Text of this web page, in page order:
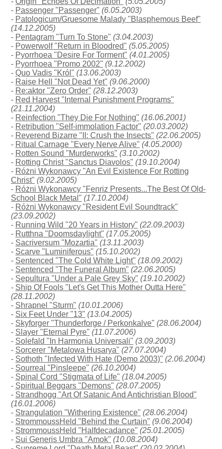
- Passenger "Passenger" (6.05.2003)
- Patologicum/Gruesome Malady "Blasphemous Beef"
(14.12.2005)
- Pentagram "Turn To Stone" (3.04.2003)
- Powerwolf "Return in Bloodred" (5.05.2005)
- Pyorrhoea "Desire For Torment" (4.01.2005)
- Pyorrhoea "Promo 2002" (9.12.2002)
-Quo Vadis "Król" (13.06.2003)
- Raise Hell "Not Dead Yet" (9.06.2000)
- Re:aktor "Zero Order" (28.12.2003)
- Red Harvest "Internal Punishment Programs"
(21.11.2004)
- Reinfection "They Die For Nothing" (16.06.2001)
- Retribution "Self-immolation Factor" (20.03.2002)
- Reverend Bizarre "II: Crush the Insects" (22.06.2005)
- Ritual Carnage "Every Nerve Alive" (4.05.2000)
- Rotten Sound "Murderworks" (3.10.2002)
- Rotting Christ "Sanctus Diavolos" (19.10.2004)
- Różni Wykonawcy "An Evil Existence For Rotting
Christ" (9.02.2005)
- Różni Wykonawcy "Fenriz Presents...The Best Of Old-
School Black Metal" (17.10.2004)
- Różni Wykonawcy "Resident Evil Soundtrack"
(23.09.2002)
- Running Wild "20 Years in History" (22.09.2003)
- Rutthna "Doomsdaylight" (17.05.2005)
- Sacriversum "Mozartia" (13.11.2003)
- Scarve "Luminiferous" (15.10.2002)
- Sentenced "The Cold White Light" (18.09.2002)
- Sentenced "The Funeral Album" (22.06.2005)
- Sepultura "Under a Pale Grey Sky" (19.10.2002)
- Ship Of Fools "Let's Get This Mother Outta Here"
(28.11.2002)
- Shrapnel "Sturm" (10.01.2006)
- Six Feet Under "13" (13.04.2005)
- Skyforger "Thunderforge / Perkonkalve" (28.06.2004)
- Slayer "Eternal Pyre" (11.07.2006)
- Solefald "In Harmonia Universali" (3.09.2003)
- Sorcerer "Metalowa Husarya" (27.07.2004)
- Sothoth "Infected With Hate (Demo 2003)" (2.06.2004)
- Sourreal "Pinsleepe" (26.10.2004)
- Spinal Cord "Stigmata of Life" (18.04.2005)
- Spiritual Beggars "Demons" (28.07.2005)
- Strandhogg "Art Of Satanic And Antichristian Blood"
(16.01.2006)
- Strangulation "Withering Existence" (28.06.2004)
- StrommoussHeld "Behind the Curtain" (9.06.2004)
- StrommoussHeld "Halfdecadance" (25.01.2005)
- Sui Generis Umbra "Amok" (10.08.2004)